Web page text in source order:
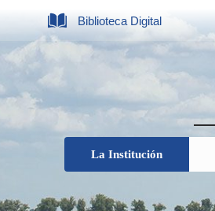
Biblioteca Digital
La Institución